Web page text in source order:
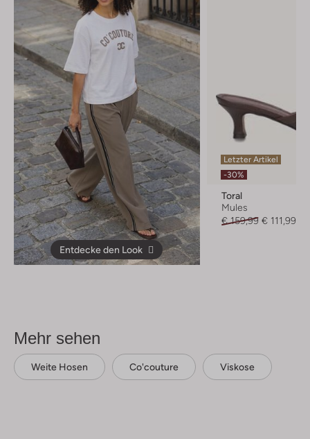
Entdecke den Look
Letzter Artikel
-30%
Toral
Mules
€ 159,99 € 111,99
Mehr sehen
Weite Hosen Co'couture Viskose